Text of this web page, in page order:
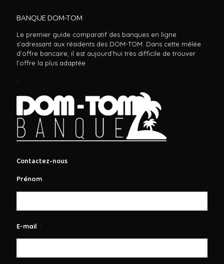
BANQUE DOM-TOM
Le premier guide comparatif des banques en ligne
s’adressant aux résidents des DOM-TOM. Dans cette mêlée
d’offre bancaire, il est aujourd’hui très difficile de trouver
l’offre la plus adaptée
Contactez-nous
Prénom
E-mail *